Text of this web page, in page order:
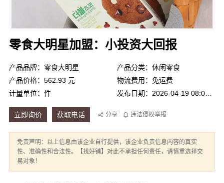
零食大明星加盟：小投资大回报
产品品牌：零食大明星
产品分类：休闲零食
产品价格：562.93 元
物流费用：免运费
计量单位：件
立即询价 获取电话 分享 违法侵权举报
免责声明：以上信息由该企业自行提供，该企业负责信息内容的真实
性、准确性和合法性。【找好铺】对此不承担任何责任，请慎重选择交
易对象！